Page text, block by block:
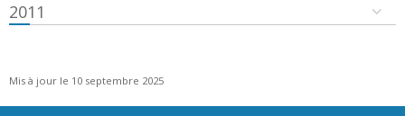
2011
Mis à jour le 10 septembre 2025